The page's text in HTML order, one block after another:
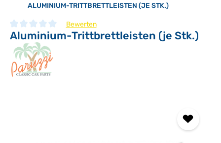
ALUMINIUM-TRITTBRETTLEISTEN (JE STK.)
Durchschnittliche Bewertung von 0 von 5 Sternen
Bewerten
Aluminium-Trittbrettleisten (je Stk.)